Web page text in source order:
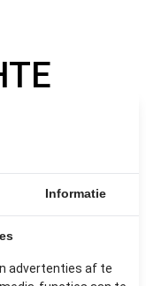
Informatie
advertenties af te